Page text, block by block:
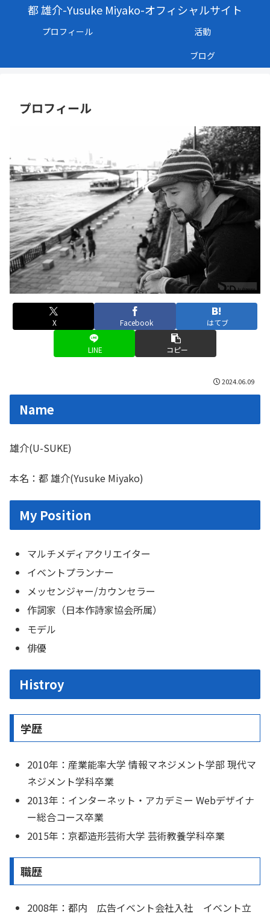
都 雄介-Yusuke Miyako-オフィシャルサイト
プロフィール
活動
ブログ
プロフィール
X Facebook はてブ
LINE コピー
2024.06.09
Name
雄介(U-SUKE)
本名：都 雄介(Yusuke Miyako)
My Position
マルチメディアクリエイター
イベントプランナー
メッセンジャー/カウンセラー
作詞家（日本作詩家協会所属）
モデル
俳優
Histroy
学歴
2010年：産業能率大学 情報マネジメント学部 現代マ
ネジメント学科卒業
2013年：インターネット・アカデミー Webデザイナ
ー総合コース卒業
2015年：京都造形芸術大学 芸術教養学科卒業
職歴
2008年：都内 広告イベント会社入社 イベント立